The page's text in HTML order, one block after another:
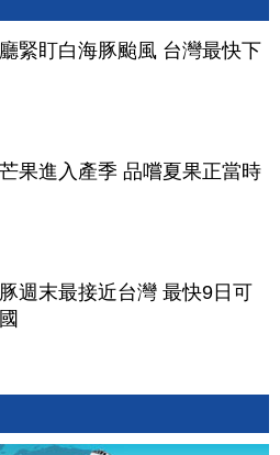
緊盯白海豚颱風 台灣最快下
果進入產季 品嚐夏果正當時
週末最接近台灣 最快9日可